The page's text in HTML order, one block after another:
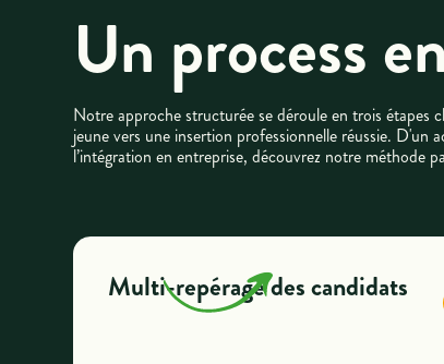
Un process
Notre approche structurée se déroule en trois étapes
jeune vers une insertion professionnelle réussie. D'un
l’intégration en entreprise, découvrez notre méthode
Multi-repérage des candidats